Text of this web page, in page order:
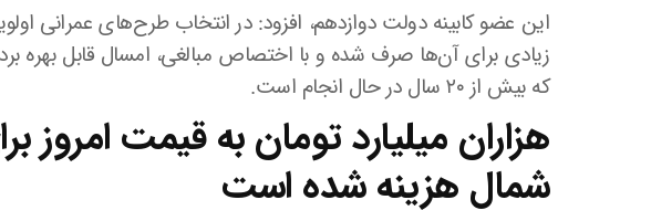
این عضو کابینه دولت دوازدهم، افزود: در انتخاب طرح‌های عمرانی
زیادی برای آن‌ها صرف شده و با اختصاص مبالغی، امسال قابل بهره
که بیش از ۲۰ سال در حال انجام است.
هزاران میلیارد تومان به قیمت امروز
شمال هزینه شده است